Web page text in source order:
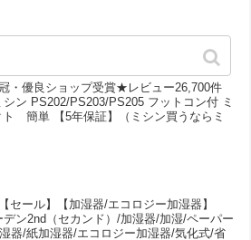
・優良ショップ受賞★レビュー26,700件
ン PS202/PS203/PS205 フットコン付 ミ
簡単 【5年保証】（ミシン買うならミ
セール】【加湿器/エコロジー加湿器】
デン2nd（セカンド）/加湿器/加湿/ペーパー
器/紙加湿器/エコロジー加湿器/気化式/省